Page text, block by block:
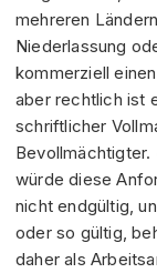
mehreren
Niederlassung
kommerziell
aber rechtlich ist
schriftlicher
Bevollmächtigter.
würde diese
nicht endgültig,
oder so gültig,
daher als